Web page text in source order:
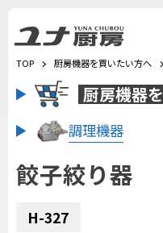
TOP 厨房機器を買いたい方へ
厨房機器を
調理機器
餃子絞り器
H-327